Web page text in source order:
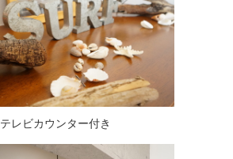
テレビカウンター付き